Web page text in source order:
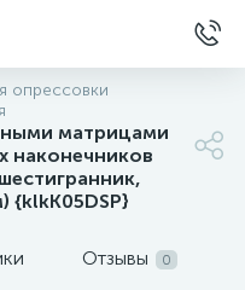
опрессовки
матрицами
наконечников
{klkK05DSP}
Отзывы 0